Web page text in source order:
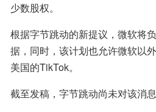
少数股权。
根据字节跳动的新提议，微软将
据，同时，该计划也允许微软以
美国的TikTok。
截至发稿，字节跳动尚未对该消息